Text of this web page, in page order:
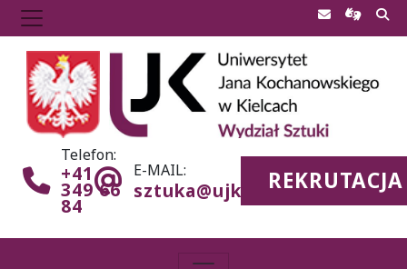
Telefon:
+41
349 66
84
E-MAIL:
sztuka@ujk.edu.plREKRUTACJA